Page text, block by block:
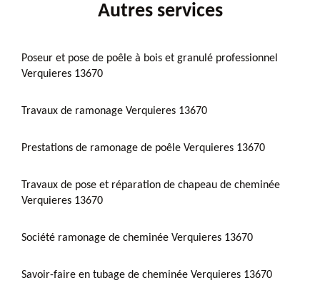
Autres services
Poseur et pose de poêle à bois et granulé professionnel
Verquieres 13670
Travaux de ramonage Verquieres 13670
Prestations de ramonage de poêle Verquieres 13670
Travaux de pose et réparation de chapeau de cheminée
Verquieres 13670
Société ramonage de cheminée Verquieres 13670
Savoir-faire en tubage de cheminée Verquieres 13670